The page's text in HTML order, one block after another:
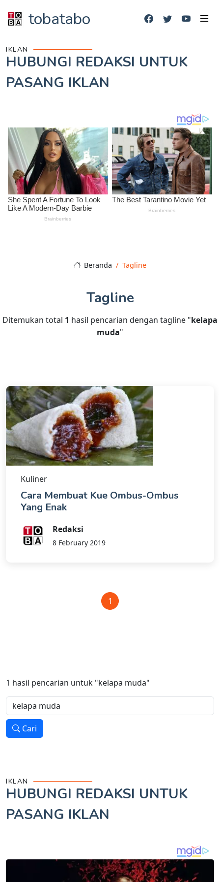
tobatabo
IKLAN
HUBUNGI REDAKSI UNTUK
PASANG IKLAN
Beranda Tagline
Tagline
Ditemukan total 1 hasil pencarian dengan tagline "kelapa
muda"
Kuliner
Cara Membuat Kue Ombus-Ombus
Yang Enak
Redaksi
8 February 2019
1
1 hasil pencarian untuk "kelapa muda"
Cari
IKLAN
HUBUNGI REDAKSI UNTUK
PASANG IKLAN